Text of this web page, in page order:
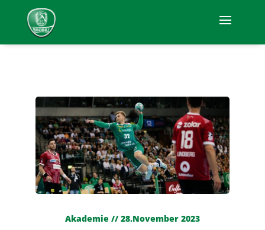
Akademie // 28.November 2023